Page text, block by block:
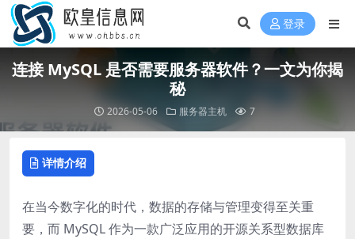
登录
连接 MySQL 是否需要服务器软件？一文为你揭
秘
2026-05-06 服务器主机 7
详情介绍
在当今数字化的时代，数据的存储与管理变得至关重
要，而 MySQL 作为一款广泛应用的开源关系型数据库